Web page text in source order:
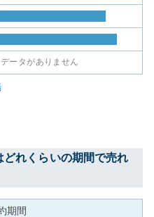
データがありません
どれくらいの期間で売れ
期間